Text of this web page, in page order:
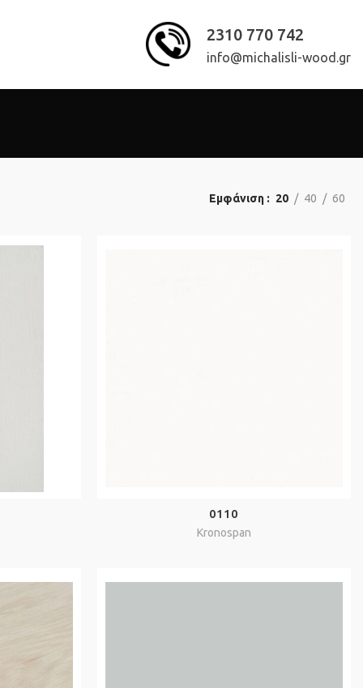
2310 770 742
info@michalisli-wood.gr
Εμφάνιση 20 40 60
0110
Kronospan